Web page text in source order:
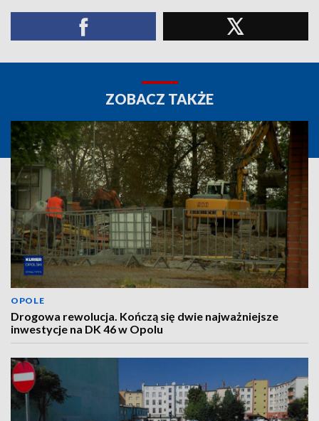
ZOBACZ TAKŻE
OPOLE
Drogowa rewolucja. Kończą się dwie najważniejsze
inwestycje na DK 46 w Opolu